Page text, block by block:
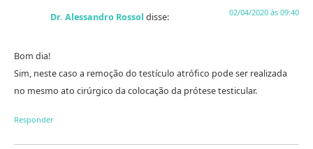
Dr. Alessandro Rossol disse: 02/04/2020 às 09:40
Bom dia!
Sim, neste caso a remoção do testículo atrófico pode ser realizada
no mesmo ato cirúrgico da colocação da prótese testicular.
Responder